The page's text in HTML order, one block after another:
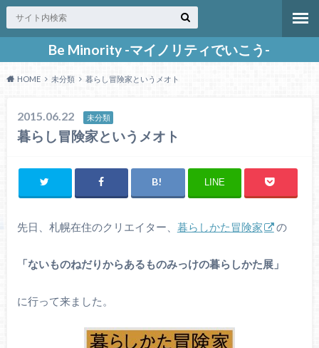
Be Minority -マイノリティでいこう-
HOME 未分類 暮らし冒険家というメオト
2015.06.22 未分類
暮らし冒険家というメオト
LINE
先日、札幌在住のクリエイター、 暮らしかた冒険家 の
「ないものねだりからあるものみっけの暮らしかた展」
に行って来ました。